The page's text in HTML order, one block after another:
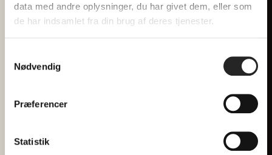
data med andre oplysninger, du har givet dem, eller som
de har indsamlet fra din brug af deres tjenester.
Nødvendig
Præferencer
Statistik
Pris: 375 kr
produkter fra Muud og for at få en rabatkode.
Billetter refunderes ikke, medmindre
Der er et maks på 65 billetter til dette event.
Tilmeld dig vores nyhedsbrev
Hver måned forkæler vi 2 heldige